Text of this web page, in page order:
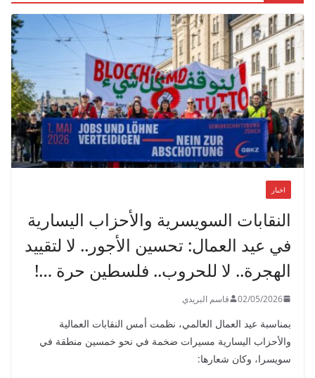
اخبار
النقابات السويسرية والأحزاب اليسارية
في عيد العمال: تحسين الأجور.. لا لتقييد
الهجرة.. لا للحروب.. فلسطين حرة …!
02/05/2026 قاسم البريدي
بمناسبة عيد العمال العالمي، نظمت أمس النقابات العمالية
والأحزاب اليسارية مسيرات ضخمة في نحو خمسين منطقة في
سويسرا، وكان شعارها: